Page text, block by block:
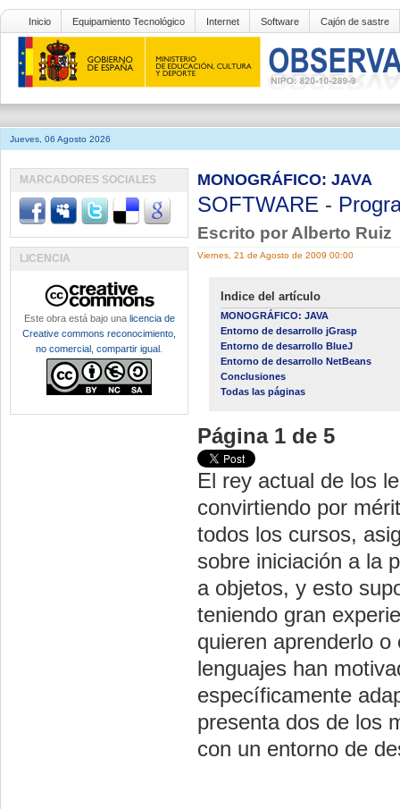
Inicio Equipamiento Tecnológico Internet Software Cajón de sastre
Jueves, 06 Agosto 2026
MONOGRÁFICO: JAVA
SOFTWARE -
Escrito por Alberto Ruiz
Viernes, 21 de Agosto de 2009 00:00
Indice del artículo
MONOGRÁFICO: JAVA
Entorno de desarrollo jGrasp
Entorno de desarrollo BlueJ
Entorno de desarrollo NetBeans
Conclusiones
Todas las páginas
Página 1 de 5
El rey actual de los
convirtiendo por
todos los cursos,
sobre iniciación a la
a objetos, y esto
teniendo gran
quieren aprenderlo
lenguajes han
específicamente
presenta dos de los
con un entorno de
MARCADORES SOCIALES
LICENCIA
Este obra está bajo una licencia de
Creative commons reconocimiento,
no comercial, compartir igual